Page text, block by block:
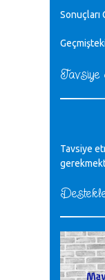
♪
♪
♪
edi
Sonuçları
Tavsiye
Tavsiye